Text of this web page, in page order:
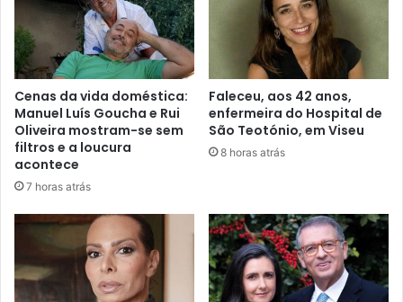
Cenas da vida doméstica:
Manuel Luís Goucha e Rui
Oliveira mostram-se sem
filtros e a loucura
acontece
7 horas atrás
Faleceu, aos 42 anos,
enfermeira do Hospital de
São Teotónio, em Viseu
8 horas atrás